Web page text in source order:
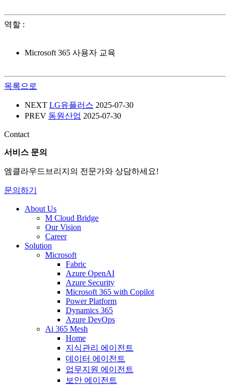
역할 :
Microsoft 365 사용자 교육
목록으로
NEXT LG유플러스 2025-07-30
PREV 동원산업 2025-07-30
Contact
서비스 문의
엠클라우드브리지의 전문가와 상담하세요!
문의하기
About Us
M Cloud Bridge
Our Vision
Career
Solution
Microsoft
Fabric
Azure OpenAI
Azure Security
Microsoft 365 with Copilot
Power Platform
Dynamics 365
Azure DevOps
Ai 365 Mesh
Home
지식관리 에이전트
데이터 에이전트
업무지원 에이전트
보안 에이전트